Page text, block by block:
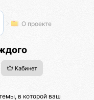
О проекте
Кабинет
в которой ваш